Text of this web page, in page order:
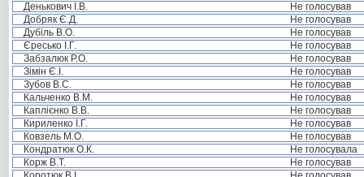
Денькович І.В.
Не голосував
Добряк Є.Д.
Не голосував
Дубіль В.О.
Не голосував
Єресько І.Г.
Не голосував
Забзалюк Р.О.
Не голосував
Зімін Є.І.
Не голосував
Зубов В.С.
Не голосував
Кальченко В.М.
Не голосував
Каплієнко В.В.
Не голосував
Кириленко І.Г.
Не голосував
Ковзель М.О.
Не голосував
Кондратюк О.К.
Не голосувала
Корж В.Т.
Не голосував